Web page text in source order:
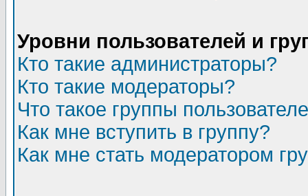
Уровни пользователей и
Кто такие администраторы?
Кто такие модераторы?
Что такое группы
Как мне вступить в группу?
Как мне стать модератором